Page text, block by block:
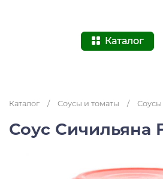
Каталог
Каталог / Соусы и томаты / Соусы
Соус Сичильяна